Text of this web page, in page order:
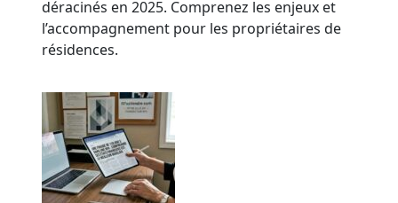
déracinés en 2025. Comprenez les enjeux et
l’accompagnement pour les propriétaires de
résidences.